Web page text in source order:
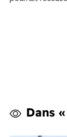
Dans